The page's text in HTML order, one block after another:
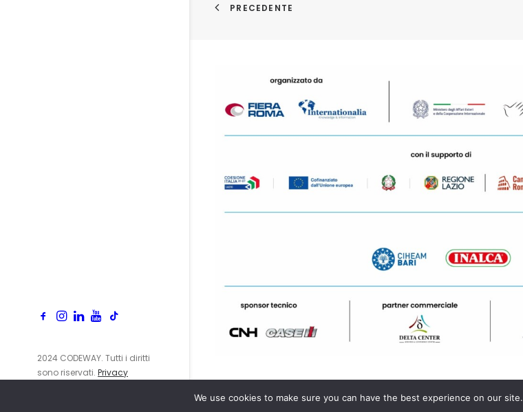
2024 CODEWAY. Tutti i diritti
sono riservati. Privacy
PRECEDENTE
We use cookies to make sure you can have the best experience on our site.